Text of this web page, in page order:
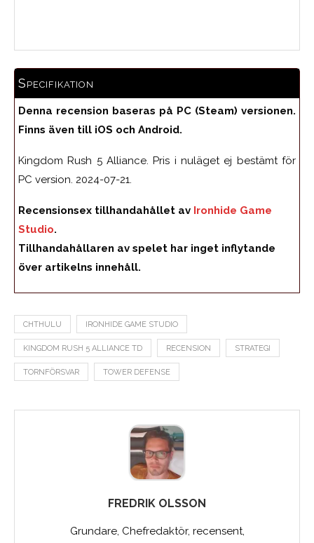
Specifikation
Denna recension baseras på PC (Steam) versionen.
Finns även till iOS och Android.
Kingdom Rush 5 Alliance. Pris i nuläget ej bestämt för
PC version. 2024-07-21.
Recensionsex tillhandahållet av Ironhide Game
Studio.
Tillhandahållaren av spelet har inget inflytande
över artikelns innehåll.
CHTHULU IRONHIDE GAME STUDIO
KINGDOM RUSH 5 ALLIANCE TD RECENSION STRATEGI
TORNFÖRSVAR TOWER DEFENSE
FREDRIK OLSSON
Grundare, Chefredaktör, recensent,